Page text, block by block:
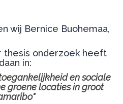
wij Bernice Buohemaa,
thesis onderzoek heeft
in:
en sociale
groene locaties in groot